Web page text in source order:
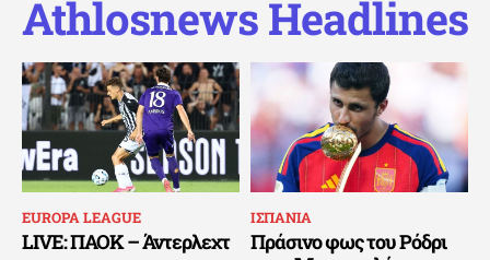
Athlosnews Headlines
EUROPA LEAGUE
LIVE: ΠΑΟΚ – Άντερλεχτ
ΙΣΠΑΝΙΑ
Πράσινο φως του Ρόδρι